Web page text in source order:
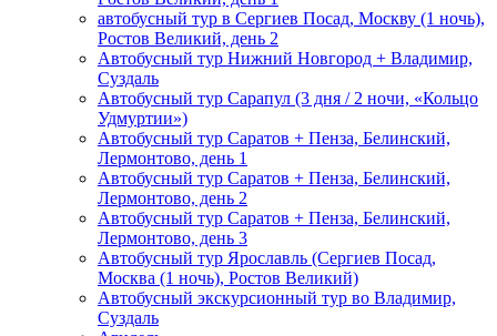
автобусный тур в Сергиев Посад, Москву (1 ночь),
Ростов Великий, день 2
Автобусный тур Нижний Новгород + Владимир,
Суздаль
Автобусный тур Сарапул (3 дня / 2 ночи, «Кольцо
Удмуртии»)
Автобусный тур Саратов + Пенза, Белинский,
Лермонтово, день 1
Автобусный тур Саратов + Пенза, Белинский,
Лермонтово, день 2
Автобусный тур Саратов + Пенза, Белинский,
Лермонтово, день 3
Автобусный тур Ярославль (Сергиев Посад,
Москва (1 ночь), Ростов Великий)
Автобусный экскурсионный тур во Владимир,
Суздаль